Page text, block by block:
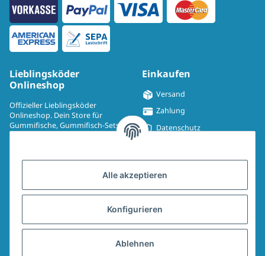
Alle akzeptieren
Konfigurieren
Ablehnen
Lieblingsköder
Onlineshop
Offizieller Lieblingsköder
Onlineshop. Dein Store für
Gummifische, Gummifisch-Sets,
Einkaufen
Versand
Zahlung
Datenschutz
Widerrufsrecht
AGB
Sitemap
Widerrufsformular